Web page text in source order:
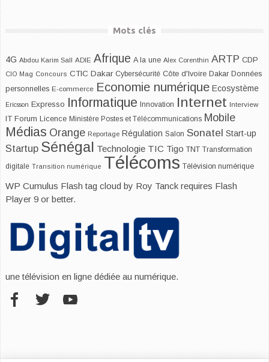
Mots clés
4G Abdou Karim Sall ADIE Afrique A la une Alex Corenthin ARTP CDP
CIO Mag Concours CTIC Dakar Cybersécurité Côte d'Ivoire Dakar Données
personnelles E-commerce Economie numérique Ecosystème
Ericsson Expresso Informatique Innovation Internet Interview
IT Forum Licence Ministère Postes et Télécommunications Mobile
Médias Orange Reportage Régulation Salon Sonatel Start-up
Startup Sénégal Technologie TIC Tigo TNT Transformation
digitale Transition numérique Télécoms Télévision numérique
WP Cumulus Flash tag cloud by Roy Tanck requires Flash
Player 9 or better.
une télévision en ligne dédiée au numérique.